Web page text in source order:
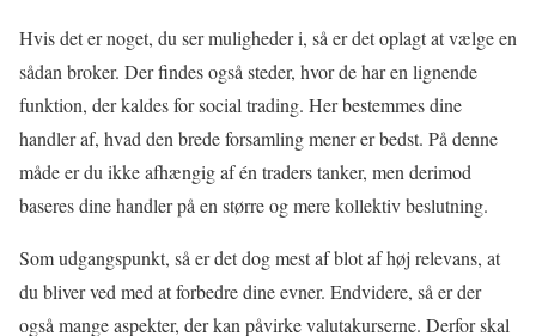
Hvis det er noget, du ser muligheder i, så er det oplagt at vælge en
sådan broker. Der findes også steder, hvor de har en lignende
funktion, der kaldes for social trading. Her bestemmes dine
handler af, hvad den brede forsamling mener er bedst. På denne
måde er du ikke afhængig af én traders tanker, men derimod
baseres dine handler på en større og mere kollektiv beslutning.
Som udgangspunkt, så er det dog mest af blot af høj relevans, at
du bliver ved med at forbedre dine evner. Endvidere, så er der
også mange aspekter, der kan påvirke valutakurserne. Derfor skal